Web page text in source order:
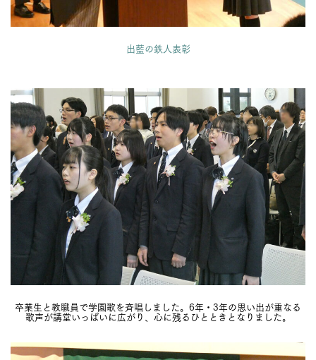
出藍の鉄人表彰
卒業生と教職員で学園歌を斉唱しました。6年・3年の思い出が重なる
歌声が講堂いっぱいに広がり、心に残るひとときとなりました。